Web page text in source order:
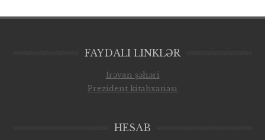
FAYDALI LINKLƏR
İrəvan şəhəri
Prezident kitabxanası
HESAB